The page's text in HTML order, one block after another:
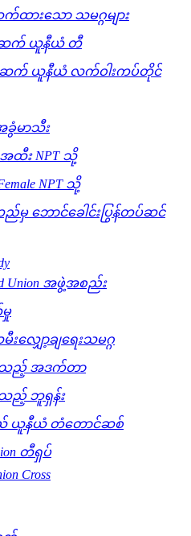
ထားသော သမဂ္ဂများ
ဆက် ယူနီယံ တီ
ဆက် ယူနီယံ လက်ဝါးကပ်တိုင်
ခွံမာသီး
အထီး NPT သို့
NPT သို့
မှ ဘောင်ခေါင်းပြွန်တပ်ဆင်
Union အဖွဲ့အစည်း
းလျှော့ချရေးသမဂ္ဂ
ျသည့် အဒက်တာ
သည့် ဘူရှန်း
ယ် ယူနီယံ တံတောင်ဆစ်
တီရှပ်
Cross